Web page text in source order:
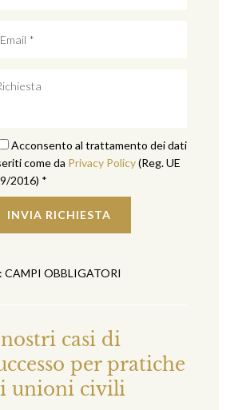
Acconsento al trattamento dei dati
come da Privacy Policy(Reg. UE
2016) *
CAMPI OBBLIGATORI
casi di
per pratiche
unioni civili